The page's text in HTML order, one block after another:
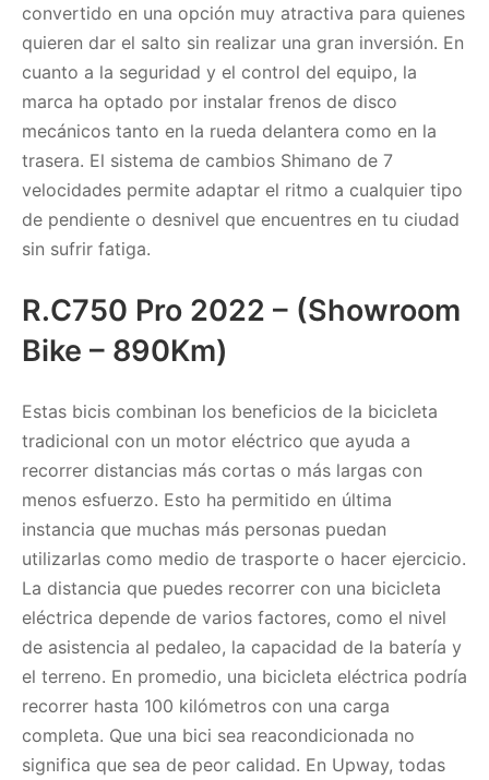
convertido en una opción muy atractiva para quienes
quieren dar el salto sin realizar una gran inversión. En
cuanto a la seguridad y el control del equipo, la
marca ha optado por instalar frenos de disco
mecánicos tanto en la rueda delantera como en la
trasera. El sistema de cambios Shimano de 7
velocidades permite adaptar el ritmo a cualquier tipo
de pendiente o desnivel que encuentres en tu ciudad
sin sufrir fatiga.
R.C750 Pro 2022 – (Showroom
Bike – 890Km)
Estas bicis combinan los beneficios de la bicicleta
tradicional con un motor eléctrico que ayuda a
recorrer distancias más cortas o más largas con
menos esfuerzo. Esto ha permitido en última
instancia que muchas más personas puedan
utilizarlas como medio de trasporte o hacer ejercicio.
La distancia que puedes recorrer con una bicicleta
eléctrica depende de varios factores, como el nivel
de asistencia al pedaleo, la capacidad de la batería y
el terreno. En promedio, una bicicleta eléctrica podría
recorrer hasta 100 kilómetros con una carga
completa. Que una bici sea reacondicionada no
significa que sea de peor calidad. En Upway, todas